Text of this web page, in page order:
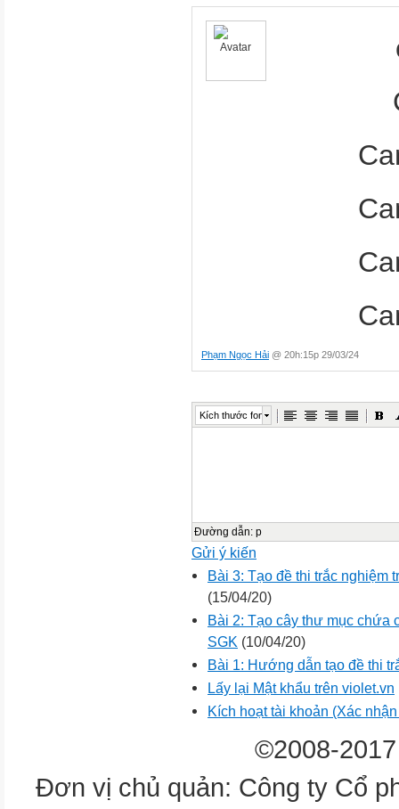
Phạm Ngọc Hải @ 20h:15p 29/03/24
Kích thước font
Đường dẫn: p
Gửi ý kiến
Bài 3: Tạo đề thi trắc nghiệm
(15/04/20)
Bài 2: Tạo cây thư mục chứa
SGK (10/04/20)
Bài 1: Hướng dẫn tạo đề thi
Lấy lại Mật khẩu trên violet.vn
Kích hoạt tài khoản (Xác
©2008-
Đơn vị chủ quản: Công ty Cổ